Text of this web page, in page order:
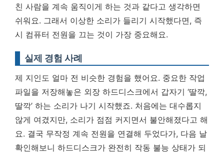
친 사람을 계속 움직이게 하는 것과 같다고 생각하면
쉬워요. 그래서 이상한 소리가 들리기 시작했다면, 즉
시 컴퓨터 전원을 끄는 것이 가장 중요해요.
실제 경험 사례
제 지인도 얼마 전 비슷한 경험을 했어요. 중요한 작업
파일을 저장해놓은 외장 하드디스크에서 갑자기 ‘딸깍,
딸깍’ 하는 소리가 나기 시작했죠. 처음에는 대수롭지
않게 여겼지만, 소리가 점점 커지면서 불안해졌다고 해
요. 결국 무작정 계속 전원을 연결해 두었다가, 다음 날
확인해보니 하드디스크가 완전히 작동 불능 상태가 되